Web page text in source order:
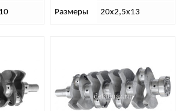
Размеры 20х2,5х13